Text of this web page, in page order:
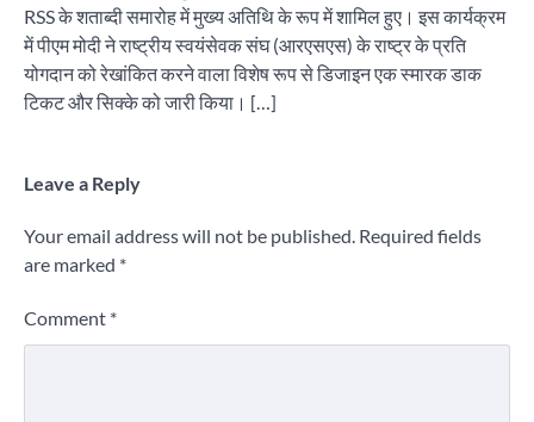
RSS के शताब्दी समारोह में मुख्य अतिथि के रूप में शामिल हुए। इस कार्यक्रम
में पीएम मोदी ने राष्ट्रीय स्वयंसेवक संघ (आरएसएस) के राष्ट्र के प्रति
योगदान को रेखांकित करने वाला विशेष रूप से डिजाइन एक स्मारक डाक
टिकट और सिक्के को जारी किया। […]
Leave a Reply
Your email address will not be published. Required fields
are marked *
Comment *